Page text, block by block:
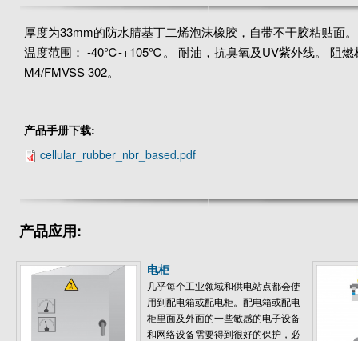
厚度为33mm的防水腈基丁二烯泡沫橡胶，自带不干胶粘贴面
温度范围： -40℃-+105℃。 耐油，抗臭氧及UV紫外线。 阻燃
M4/FMVSS 302。
产品手册下载:
cellular_rubber_nbr_based.pdf
产品应用:
电柜
几乎每个工业领域和供电站点都会使
用到配电箱或配电柜。配电箱或配电
柜里面及外面的一些敏感的电子设备
和网络设备需要得到很好的保护，必